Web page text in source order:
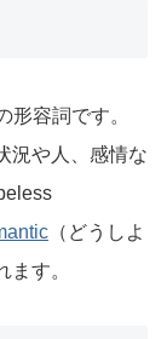
形容詞です。
況や人、感情な
（どうしよ
す。